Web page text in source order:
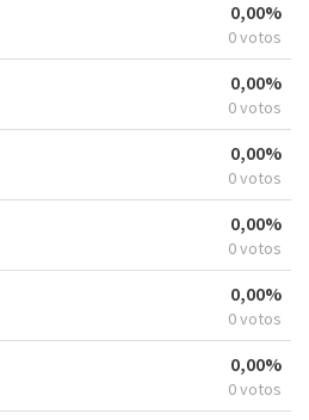
0,00%
0 votos
0,00%
0 votos
0,00%
0 votos
0,00%
0 votos
0,00%
0 votos
0,00%
0 votos